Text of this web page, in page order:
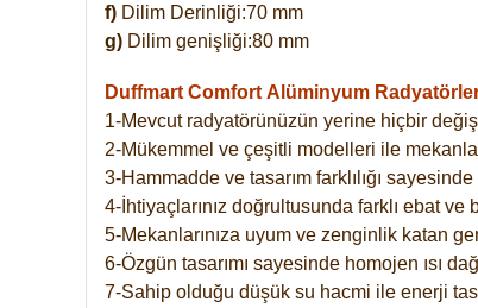
f) Dilim Derinliği:70 mm
g) Dilim genişliği:80 mm
Duffmart Comfort Alüminyum
1-Mevcut radyatörünüzün yerine hiçbir
2-Mükemmel ve çeşitli modelleri ile
3-Hammadde ve tasarım farklılığı
4-İhtiyaçlarınız doğrultusunda farklı ebat
5-Mekanlarınıza uyum ve zenginlik katan
6-Özgün tasarımı sayesinde homojen ısı
7-Sahip olduğu düşük su hacmi ile enerji